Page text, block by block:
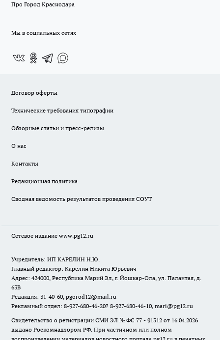
Про Город Краснодара
Мы в социальных сетях
Договор оферты
Технические требования типографии
Обзорные статьи и пресс-релизы
О нас
Контакты
Редакционная политика
Сводная ведомость результатов проведения СОУТ
Сетевое издание www.pg12.ru
Учредитель: ИП КАРЕЛИН Н.Ю.
Главный редактор: Карелин Никита Юрьевич
Адрес: 424000, Республика Марий Эл, г. Йошкар-Ола, ул. Палантая, д.
63В
Редакция: 31-40-60, pgorod12@mail.ru
Рекламный отдел: 8-927-680-46-20? 8-927-680-46-10, mari@pg12.ru
Свидетельство о регистрации СМИ ЭЛ № ФС 77 - 91312 от 16.04.2026
выдано Роскомнадзором РФ. При частичном или полном